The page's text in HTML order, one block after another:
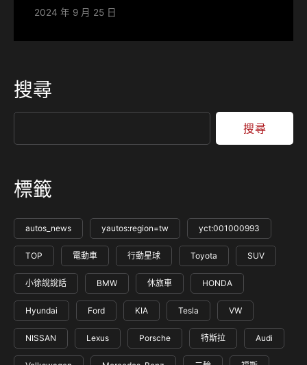
2024 年 9 月 25 日
搜尋
搜尋
標籤
autos_news yautos:region=tw yct:001000993
TOP 電動車 行動星球 Toyota SUV
小徐說說話 BMW 休旅車 HONDA
Hyundai Ford KIA Tesla VW
NISSAN Lexus Porsche 特斯拉 Audi